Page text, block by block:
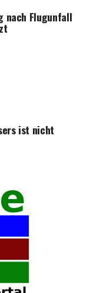
nach Flug­un­fall
ist nicht